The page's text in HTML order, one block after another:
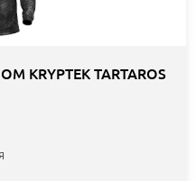
TARTAROS